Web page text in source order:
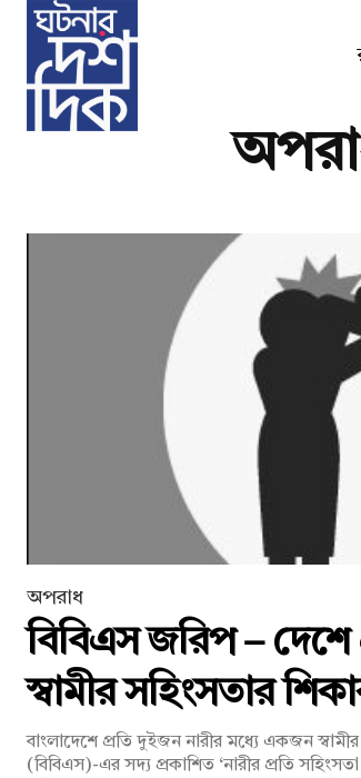
অপরাধ
বিবিএস জরিপ –
স্বামীর সহিংসতার
বাংলাদেশে প্রতি দুইজন নারীর মধ্যে একজন
(বিবিএস)-এর সদ্য প্রকাশিত ‘নারীর প্রতি